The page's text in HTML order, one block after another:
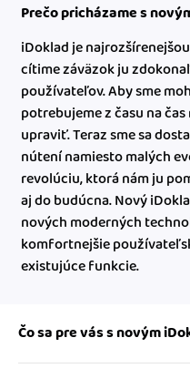
Prečo pricházame s
iDoklad je
cítime záväzok ju
používateľov. Aby sme
potrebujeme z času na
upraviť. Teraz sme sa
nútení namiesto malých
revolúciu, ktorá nám ju
aj do budúcna. Nový
nových moderných
komfortnejšie
existujúce funkcie.
Čo sa pre vás s novým